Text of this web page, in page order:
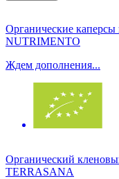
Органические каперсы
NUTRIMENTO
Ждем дополнения...
Органический
TERRASANA